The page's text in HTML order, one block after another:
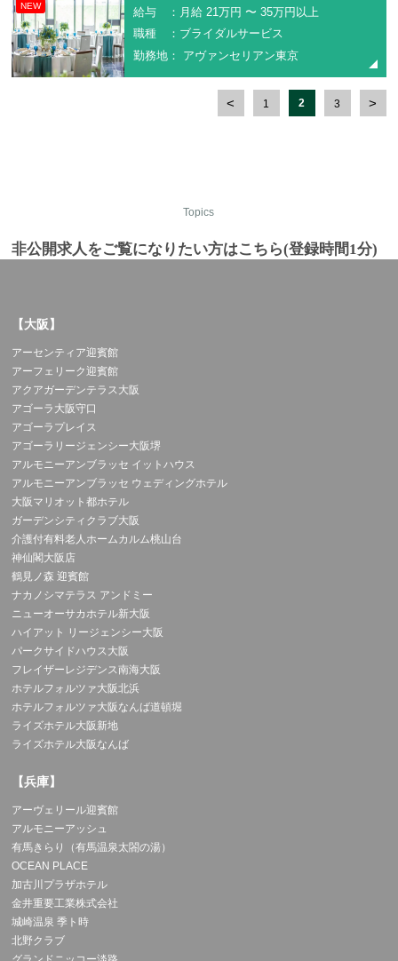
NEW
給与 ：月給 21万円 〜 35万円以上
職種 ：ブライダルサービス
勤務地： アヴァンセリアン東京
1 2 3
Topics
非公開求人をご覧になりたい方はこちら(登録時間1分)
【大阪】
アーセンティア迎賓館
アーフェリーク迎賓館
アクアガーデンテラス大阪
アゴーラ大阪守口
アゴーラプレイス
アゴーラリージェンシー大阪堺
アルモニーアンブラッセ イットハウス
アルモニーアンブラッセ ウェディングホテル
大阪マリオット都ホテル
ガーデンシティクラブ大阪
介護付有料老人ホームカルム桃山台
神仙閣大阪店
鶴見ノ森 迎賓館
ナカノシマテラス アンドミー
ニューオーサカホテル新大阪
ハイアット リージェンシー大阪
パークサイドハウス大阪
フレイザーレジデンス南海大阪
ホテルフォルツァ大阪北浜
ホテルフォルツァ大阪なんば道頓堀
ライズホテル大阪新地
ライズホテル大阪なんば
【兵庫】
アーヴェリール迎賓館
アルモニーアッシュ
有馬きらり（有馬温泉太閤の湯）
OCEAN PLACE
加古川プラザホテル
金井重要工業株式会社
城崎温泉 季ト時
北野クラブ